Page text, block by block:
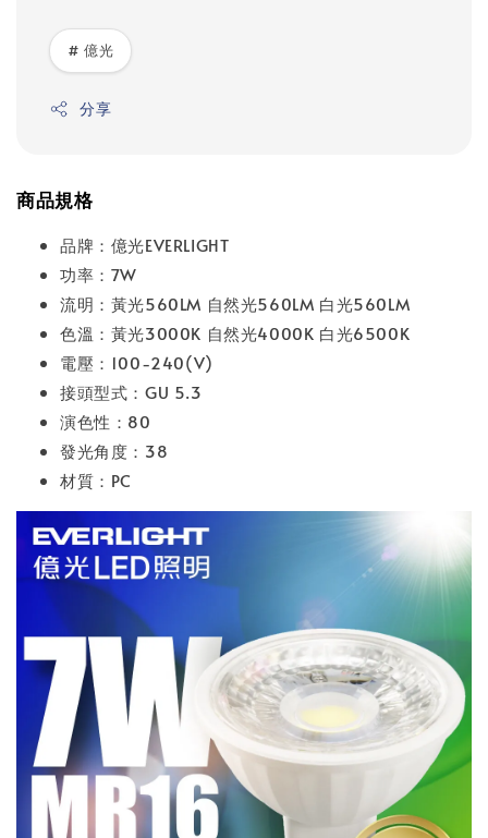
# 億光
分享
商品規格
品牌：億光EVERLIGHT
功率：7W
流明：黃光560LM 自然光560LM 白光560LM
色溫：黃光3000K 自然光4000K 白光6500K
電壓：100-240(V)
接頭型式：GU 5.3
演色性：80
發光角度：38
材質：PC